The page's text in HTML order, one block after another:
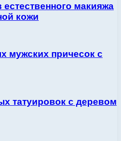
макияжа
кожи
мужских причесок с
татуировок с деревом